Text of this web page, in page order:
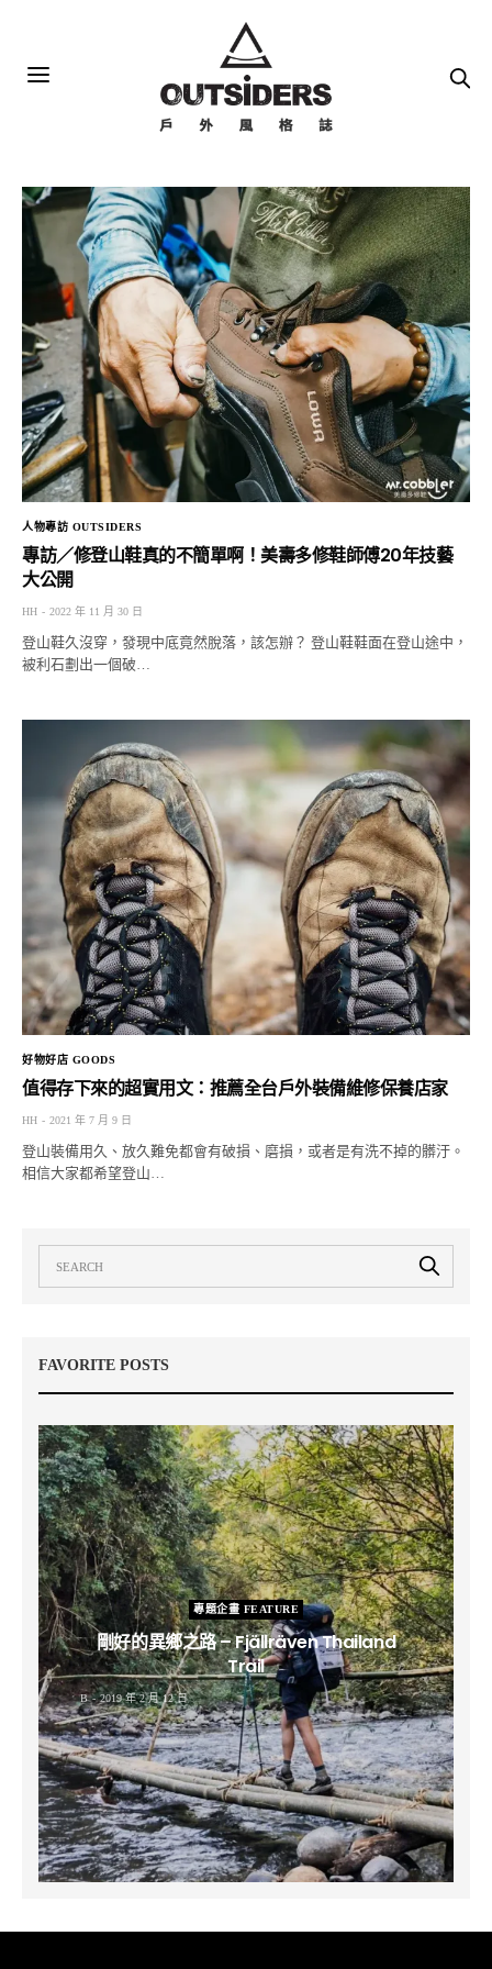
人物專訪 OUTSIDERS
專訪／修登山鞋真的不簡單啊！美壽多修鞋師傅20年技藝
大公開
HH 2022 年 11 月 30 日
登山鞋久沒穿，發現中底竟然脫落，該怎辦？ 登山鞋鞋面在登山途中，
被利石劃出一個破…
好物好店 GOODS
值得存下來的超實用文：推薦全台戶外裝備維修保養店家
HH 2021 年 7 月 9 日
登山裝備用久、放久難免都會有破損、磨損，或者是有洗不掉的髒汙。
相信大家都希望登山…
FAVORITE POSTS
專題企畫 FEATURE
剛好的異鄉之路 – Fjällräven Thailand
Trail
B 2019 年 2 月 12 日